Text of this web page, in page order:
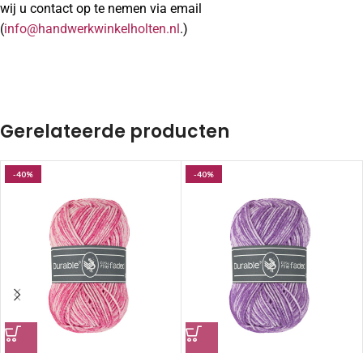
wij u contact op te nemen via email
(info@handwerkwinkelholten.nl.)
Gerelateerde producten
-40% -40%